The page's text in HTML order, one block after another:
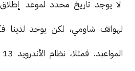
لهواتف شاومي، لكن يوجد لدينا